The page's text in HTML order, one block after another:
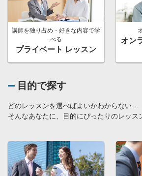
講師を独り占め・好きな内容で学
べる
プライベート レッスン
オン
目的で探す
どのレッスンを選べばよいかわからない…
そんなあなたに、目的にぴったりのレッス